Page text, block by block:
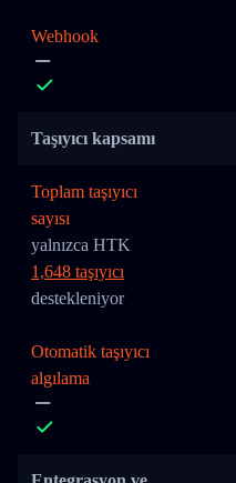
Webhook
Taşıyıcı kapsamı
Toplam taşıyıcı
sayısı
yalnızca HTK
1,648 taşıyıcı
destekleniyor
Otomatik taşıyıcı
algılama